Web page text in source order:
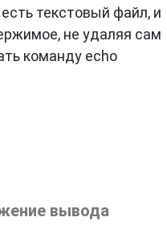
есть текстовый файл, и
не удаляя сам
команду echo
вывода